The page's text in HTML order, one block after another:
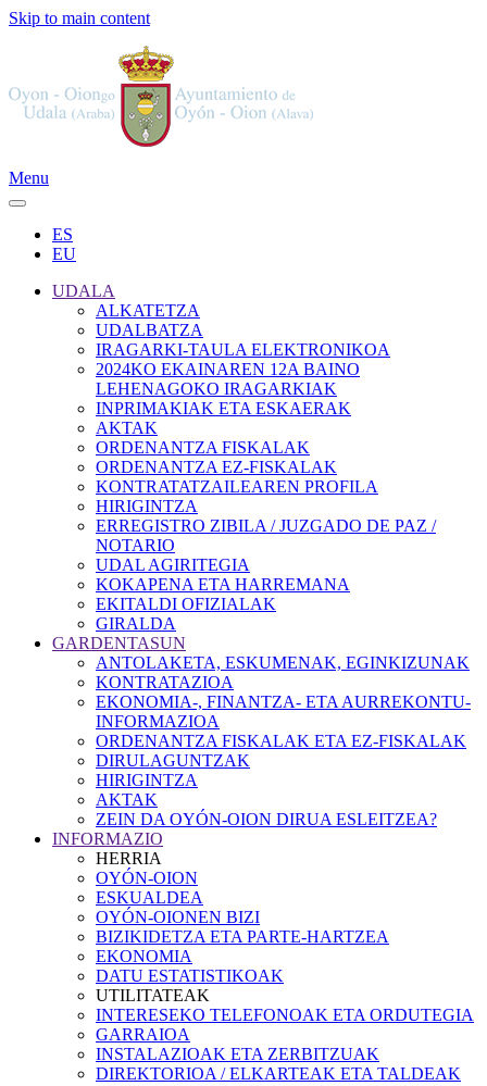
Skip to main content
Menu
ES
EU
UDALA
ALKATETZA
UDALBATZA
IRAGARKI-TAULA ELEKTRONIKOA
2024KO EKAINAREN 12A BAINO
LEHENAGOKO IRAGARKIAK
INPRIMAKIAK ETA ESKAERAK
AKTAK
ORDENANTZA FISKALAK
ORDENANTZA EZ-FISKALAK
KONTRATATZAILEAREN PROFILA
HIRIGINTZA
ERREGISTRO ZIBILA / JUZGADO DE PAZ /
NOTARIO
UDAL AGIRITEGIA
KOKAPENA ETA HARREMANA
EKITALDI OFIZIALAK
GIRALDA
GARDENTASUN
ANTOLAKETA, ESKUMENAK, EGINKIZUNAK
KONTRATAZIOA
EKONOMIA-, FINANTZA- ETA AURREKONTU-
INFORMAZIOA
ORDENANTZA FISKALAK ETA EZ-FISKALAK
DIRULAGUNTZAK
HIRIGINTZA
AKTAK
ZEIN DA OYÓN-OION DIRUA ESLEITZEA?
INFORMAZIO
HERRIA
OYÓN-OION
ESKUALDEA
OYÓN-OIONEN BIZI
BIZIKIDETZA ETA PARTE-HARTZEA
EKONOMIA
DATU ESTATISTIKOAK
UTILITATEAK
INTERESEKO TELEFONOAK ETA ORDUTEGIA
GARRAIOA
INSTALAZIOAK ETA ZERBITZUAK
DIREKTORIOA / ELKARTEAK ETA TALDEAK